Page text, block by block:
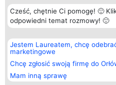
Cześć, chętnie Ci pomogę! 🙂
odpowiedni temat rozmowy! 🙂
Jestem Laureatem, chcę
marketingowe
Chcę zgłosić swoją firmę do
Mam inną sprawę
Organizator plebiscytu
Bright Side Solutions sp. z o.
o. sp. k.
ul. Ruska 22
Wrocław 50-079
KRS 0000749100 | Regon
381313360 | NIP 8943132676
Laureaci